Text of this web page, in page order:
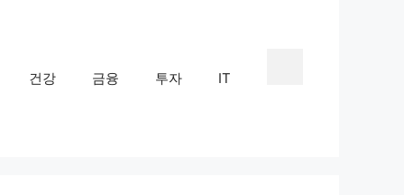
건강 금융 투자 IT